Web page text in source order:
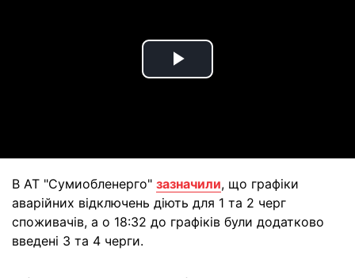
Play
В АТ "Сумиобленерго" зазначили, що графіки
аварійних відключень діють для 1 та 2 черг
споживачів, а о 18:32 до графіків були додатково
введені 3 та 4 черги.